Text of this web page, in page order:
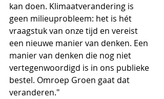
kan doen. Klimaatverandering is
geen milieuprobleem: het is hét
vraagstuk van onze tijd en vereist
een nieuwe manier van denken. Een
manier van denken die nog niet
vertegenwoordigd is in ons publieke
bestel. Omroep Groen gaat dat
veranderen."